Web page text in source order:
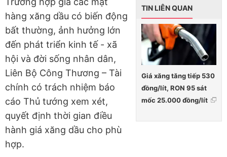
TIN LIÊN QUAN
Giá xăng tăng tiếp 530
đồng/lít, RON 95 sát
mốc 25.000 đồng/lít
hàng xăng dầu có biến động
bất thường, ảnh hưởng lớn
đến phát triển kinh tế - xã
hội và đời sống nhân dân,
Liên Bộ Công Thương – Tài
chính có trách nhiệm báo
cáo Thủ tướng xem xét,
quyết định thời gian điều
hành giá xăng dầu cho phù
hợp.